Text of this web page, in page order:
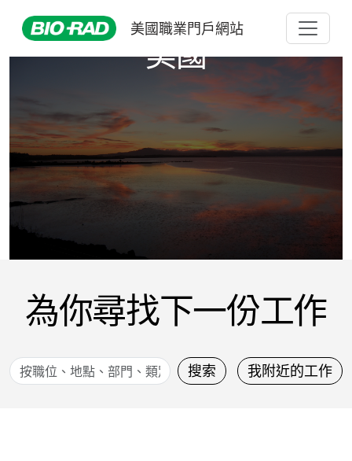
美國職業門戶網站
美國
為你尋找下一份工作
按
職
搜索 我附近的工作